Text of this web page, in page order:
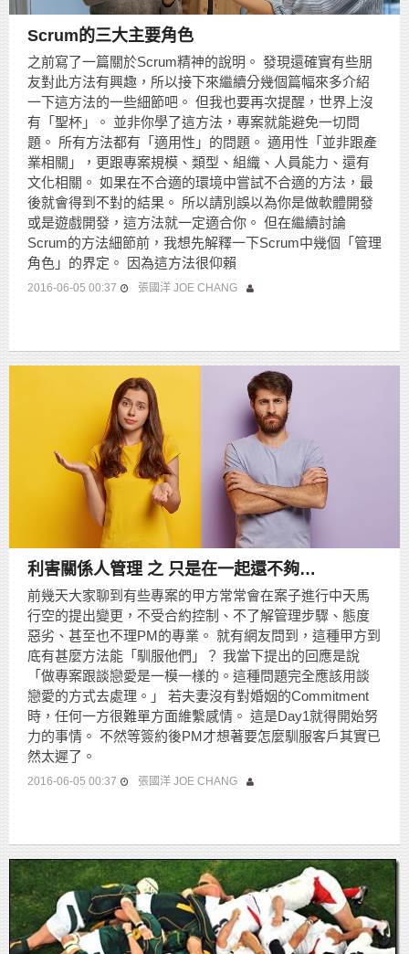
Scrum的三大主要角色
之前寫了一篇關於Scrum精神的說明。 發現還確實有些朋
友對此方法有興趣，所以接下來繼續分幾個篇幅來多介紹
一下這方法的一些細節吧。 但我也要再次提醒，世界上沒
有「聖杯」。 並非你學了這方法，專案就能避免一切問
題。 所有方法都有「適用性」的問題。 適用性「並非跟產
業相關」，更跟專案規模、類型、組織、人員能力、還有
文化相關。 如果在不合適的環境中嘗試不合適的方法，最
後就會得到不對的結果。 所以請別誤以為你是做軟體開發
或是遊戲開發，這方法就一定適合你。 但在繼續討論
Scrum的方法細節前，我想先解釋一下Scrum中幾個「管理
角色」的界定。 因為這方法很仰賴
2016-06-05 00:37 張國洋 JOE CHANG
利害關係人管理 之 只是在一起還不夠…
前幾天大家聊到有些專案的甲方常常會在案子進行中天馬
行空的提出變更，不受合約控制、不了解管理步驟、態度
惡劣、甚至也不理PM的專業。 就有網友問到，這種甲方到
底有甚麼方法能「馴服他們」？ 我當下提出的回應是說
「做專案跟談戀愛是一模一樣的。這種問題完全應該用談
戀愛的方式去處理。」 若夫妻沒有對婚姻的Commitment
時，任何一方很難單方面維繫感情。 這是Day1就得開始努
力的事情。 不然等簽約後PM才想著要怎麼馴服客戶其實已
然太遲了。
2016-06-05 00:37 張國洋 JOE CHANG